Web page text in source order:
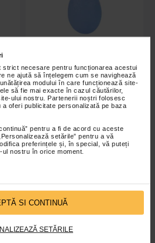
strict necesare pentru funcționarea acestui
ne ajută să înțelegem cum se navighează
modului în care funcționează site-
să fie mai exacte în cazul căutărilor,
ului nostru. Partenerii noștri folosesc
oferi publicitate personalizată pe baza
pentru a fi de acord cu aceste
setările” pentru a vă
preferințele și, în special, vă puteți
nostru în orice moment.
SI CONTINUĂ
SETĂRILE
Minge reabilitarea mainii, silicon,
albastru (dur)